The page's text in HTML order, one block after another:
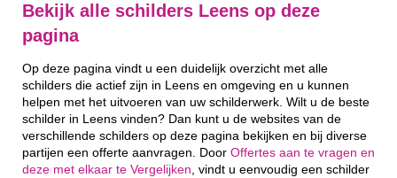
Bekijk alle schilders Leens op deze
pagina
Op deze pagina vindt u een duidelijk overzicht met alle
schilders die actief zijn in Leens en omgeving en u kunnen
helpen met het uitvoeren van uw schilderwerk. Wilt u de beste
schilder in Leens vinden? Dan kunt u de websites van de
verschillende schilders op deze pagina bekijken en bij diverse
partijen een offerte aanvragen. Door Offertes aan te vragen en
deze met elkaar te Vergelijken , vindt u eenvoudig een schilder